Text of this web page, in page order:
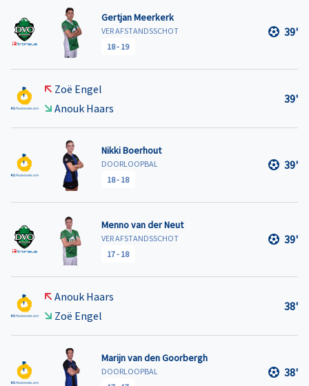
Gertjan Meerkerk
VER AFSTANDSSCHOT
18- 19
39'
Zoë Engel
Anouk Haars
39'
Nikki Boerhout
DOORLOOPBAL
18- 18
39'
Menno van der Neut
VER AFSTANDSSCHOT
17- 18
39'
Anouk Haars
Zoë Engel
38'
Marijn van den Goorbergh
DOORLOOPBAL
38'